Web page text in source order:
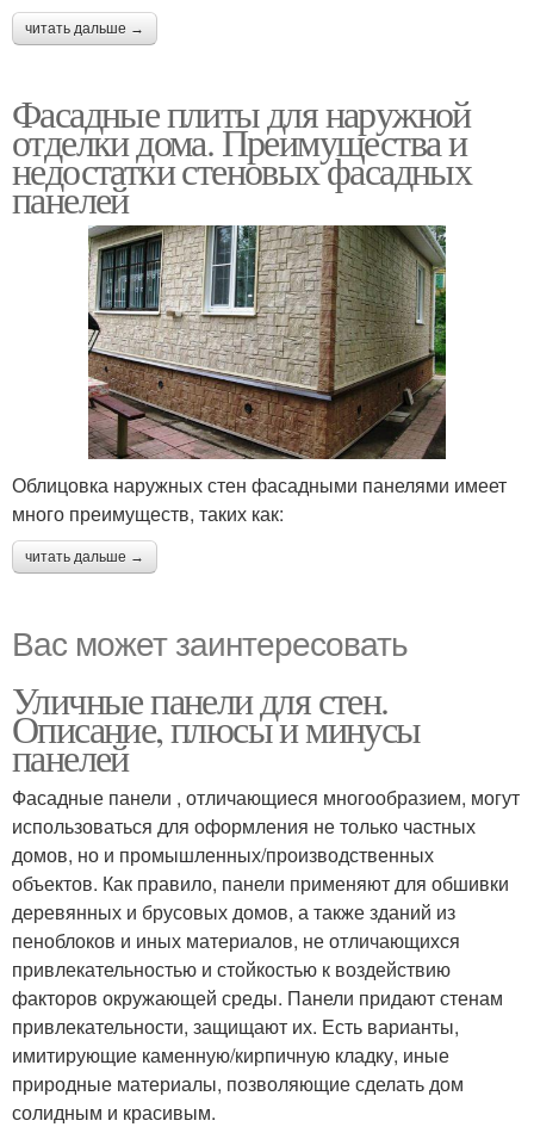
читать дальше →
Фасадные плиты для наружной
отделки дома. Преимущества и
недостатки стеновых фасадных
панелей
Облицовка наружных стен фасадными панелями имеет
много преимуществ, таких как:
читать дальше →
Вас может заинтересовать
Уличные панели для стен.
Описание, плюсы и минусы
панелей
Фасадные панели , отличающиеся многообразием, могут
использоваться для оформления не только частных
домов, но и промышленных/производственных
объектов. Как правило, панели применяют для обшивки
деревянных и брусовых домов, а также зданий из
пеноблоков и иных материалов, не отличающихся
привлекательностью и стойкостью к воздействию
факторов окружающей среды. Панели придают стенам
привлекательности, защищают их. Есть варианты,
имитирующие каменную/кирпичную кладку, иные
природные материалы, позволяющие сделать дом
солидным и красивым.